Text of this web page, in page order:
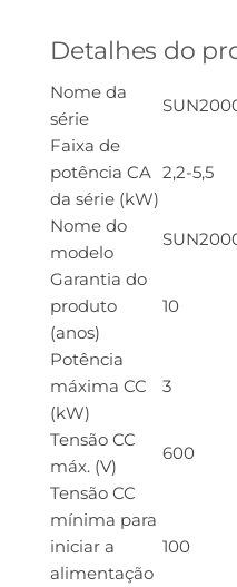
Detalhes do
Nome da
série
Faixa de
potência CA
da série (kW)
2,2-5,5
Nome do
modelo
Garantia do
produto
(anos)
10
Potência
máxima CC
(kW)
3
Tensão CC
máx. (V)
600
Tensão CC
mínima para
iniciar a
alimentação
100